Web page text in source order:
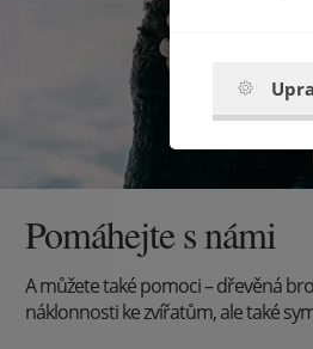
Pomáhejte s námi
A můžete také pomoci – dřevěná
náklonnosti ke zvířatům, ale také